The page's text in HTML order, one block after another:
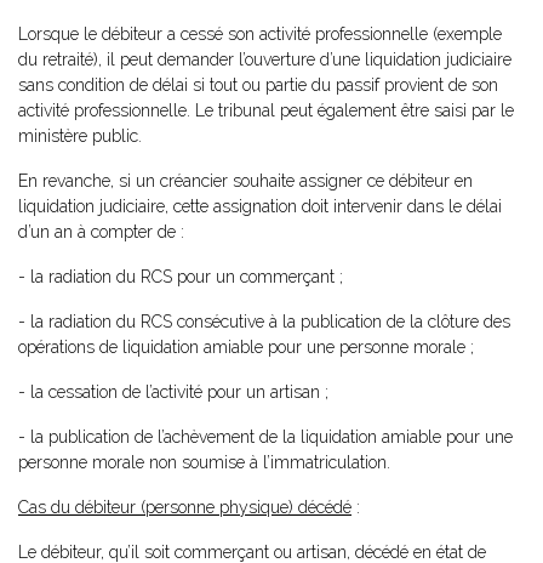
Lorsque le débiteur a cessé son activité professionnelle (exemple
du retraité), il peut demander l’ouverture d’une liquidation judiciaire
sans condition de délai si tout ou partie du passif provient de son
activité professionnelle. Le tribunal peut également être saisi par le
ministère public.
En revanche, si un créancier souhaite assigner ce débiteur en
liquidation judiciaire, cette assignation doit intervenir dans le délai
d’un an à compter de :
- la radiation du RCS pour un commerçant ;
- la radiation du RCS consécutive à la publication de la clôture des
opérations de liquidation amiable pour une personne morale ;
- la cessation de l’activité pour un artisan ;
- la publication de l’achèvement de la liquidation amiable pour une
personne morale non soumise à l’immatriculation.
Cas du débiteur (personne physique) décédé :
Le débiteur, qu’il soit commerçant ou artisan, décédé en état de